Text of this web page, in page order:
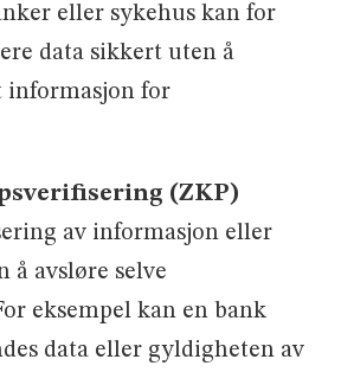
eller sykehus kan for
data sikkert uten å
informasjon for
(ZKP)
av informasjon eller
å avsløre selve
eksempel kan en bank
data eller gyldigheten av